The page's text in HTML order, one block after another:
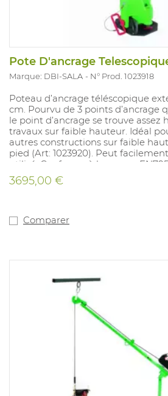
Pote D'ancrage
Marque: DBI-SALA N° Prod. 1023918
Poteau d’ancrage téléscopique
cm. Pourvu de 3 points d’ancrage
le point d’ancrage se trouve assez
travaux sur faible hauteur. Idéal
autres constructions sur faible
pied (Art: 1023920). Peut
utilisé. Conforme à la norme
3695,00 €
Comparer